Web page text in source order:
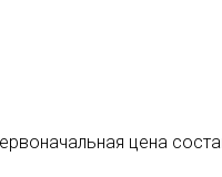
цена